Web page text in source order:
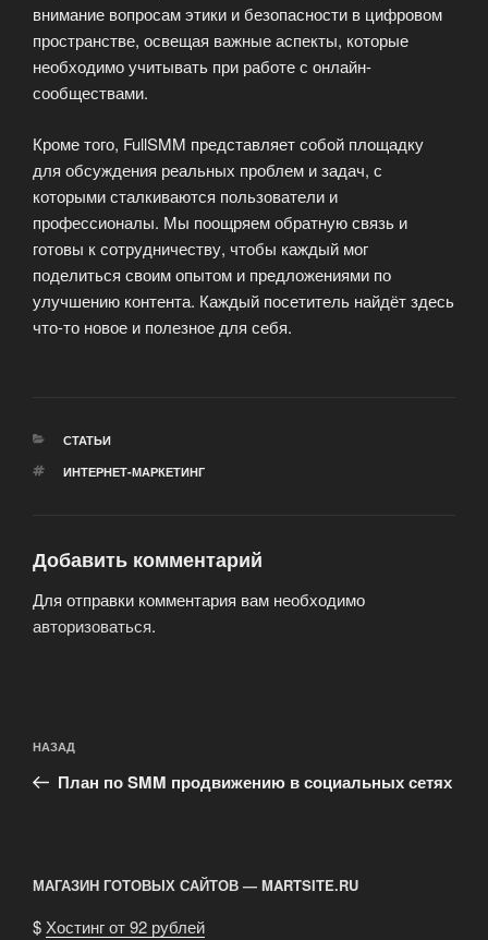
внимание вопросам этики и безопасности в цифровом
пространстве, освещая важные аспекты, которые
необходимо учитывать при работе с онлайн-
сообществами.
Кроме того, FullSMM представляет собой площадку
для обсуждения реальных проблем и задач, с
которыми сталкиваются пользователи и
профессионалы. Мы поощряем обратную связь и
готовы к сотрудничеству, чтобы каждый мог
поделиться своим опытом и предложениями по
улучшению контента. Каждый посетитель найдёт здесь
что-то новое и полезное для себя.
РУБРИКИ
СТАТЬИ
МЕТКИ
ИНТЕРНЕТ-МАРКЕТИНГ
Добавить комментарий
Для отправки комментария вам необходимо
авторизоваться.
по
записям
Предыдущая
запись:
НАЗАД
План по SMM продвижению в социальных сетях
МАГАЗИН ГОТОВЫХ САЙТОВ — MARTSITE.RU
$Хостинг от 92 рублей